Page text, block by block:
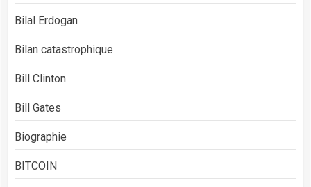
Bilal Erdogan
Bilan catastrophique
Bill Clinton
Bill Gates
Biographie
BITCOIN